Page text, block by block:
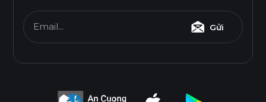
Email... Gửi